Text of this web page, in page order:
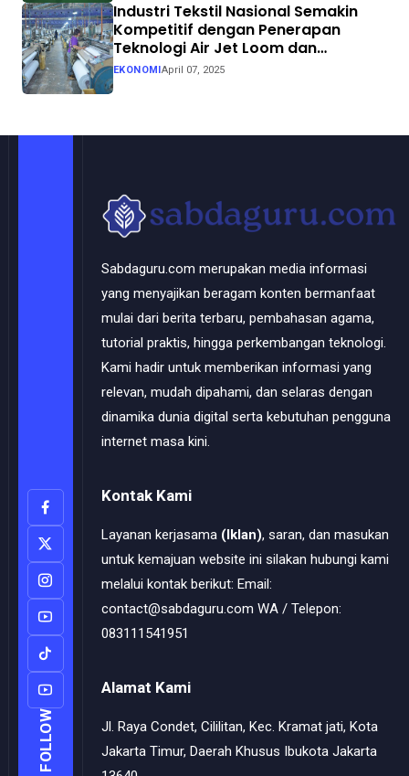
Industri Tekstil Nasional Semakin
Kompetitif dengan Penerapan
Teknologi Air Jet Loom dan
Continuous Dyeing di CV. Garuda
Solo Perkasa
EKONOMI April 07, 2025
FOLLOW
Sabdaguru.com merupakan media informasi
yang menyajikan beragam konten bermanfaat
mulai dari berita terbaru, pembahasan agama,
tutorial praktis, hingga perkembangan teknologi.
Kami hadir untuk memberikan informasi yang
relevan, mudah dipahami, dan selaras dengan
dinamika dunia digital serta kebutuhan pengguna
internet masa kini.
Kontak Kami
Layanan kerjasama (Iklan), saran, dan masukan
untuk kemajuan website ini silakan hubungi kami
melalui kontak berikut: Email:
contact@sabdaguru.com WA / Telepon:
083111541951
Alamat Kami
Jl. Raya Condet, Cililitan, Kec. Kramat jati, Kota
Jakarta Timur, Daerah Khusus Ibukota Jakarta